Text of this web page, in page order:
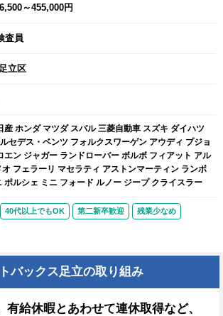
～455,000円
査員
立区
産 ホンダ マツダ スバル 三菱自動車 スズキ ダイハツ
セデス・ベンツ フォルクスワーゲン アウディ プジョ
エン ジャガー ランドローバー ボルボ フィアット アル
オ フェラーリ マセラティ アストンマーティン ランボ
ポルシェ ミニ フォード ルノー ジープ クライスラー
40代以上でもOK 第二新卒歓迎 残業少なめ
バックス足立の取り組み
有給休暇とあわせて連休取得など、